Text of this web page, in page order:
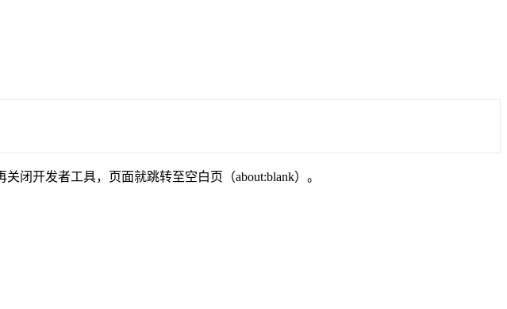
闭开发者工具，页面就跳转至空白页（about:blank）。